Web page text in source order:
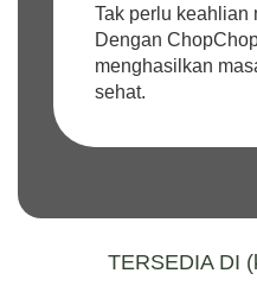
Tak perlu keahlian
Dengan
menghasilkan
sehat.
TERSEDIA DI